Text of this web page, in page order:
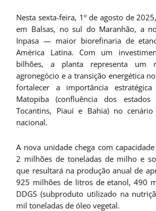
Nesta sexta-feira, 1º de agosto de
em Balsas, no sul do Maranhão, a
Inpasa — maior biorefinaria de
América Latina. Com um
bilhões, a planta representa um
agronegócio e a transição energética
fortalecer a importância
Matopiba (confluência dos estados
Tocantins, Piauí e Bahia) no cenário
nacional.
A nova unidade chega com
2 milhões de toneladas de milho e
que resultará na produção anual de
925 milhões de litros de etanol, 490
DDGS (subproduto utilizado na
mil toneladas de óleo vegetal.